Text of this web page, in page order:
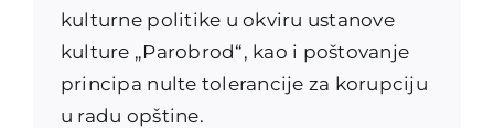
kulturne politike u okviru ustanove
kulture „Parobrod“, kao i poštovanje
principa nulte tolerancije za korupciju
u radu opštine.